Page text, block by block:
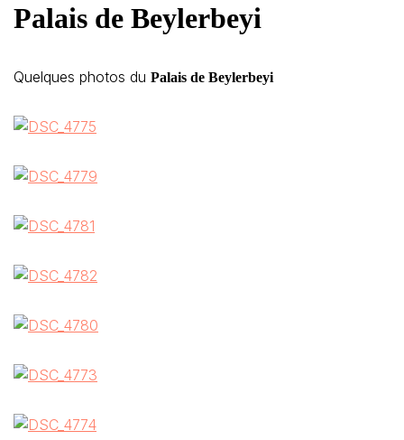
Palais de Beylerbeyi
Quelques photos du Palais de Beylerbeyi